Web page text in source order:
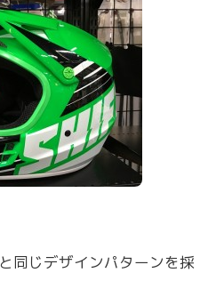
同じデザインパターンを採